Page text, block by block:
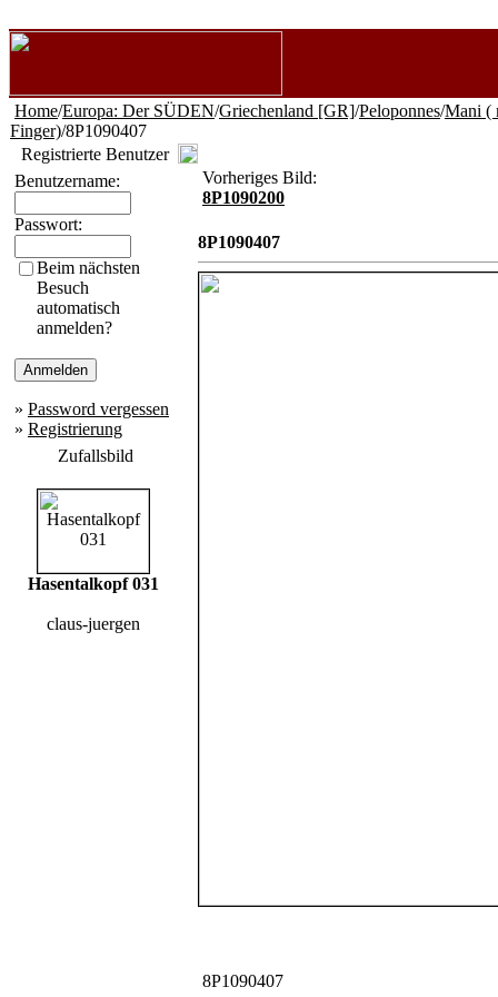
Home/Europa: Der SÜDEN/Griechenland [GR]/Peloponnes/Mani (
Finger)/8P1090407
Registrierte Benutzer
Benutzername:
Passwort:
Beim nächsten
Besuch
automatisch
anmelden?
» Password vergessen
» Registrierung
Zufallsbild
Hasentalkopf 031
claus-juergen
Vorheriges Bild:
8P1090200
8P1090407
8P1090407